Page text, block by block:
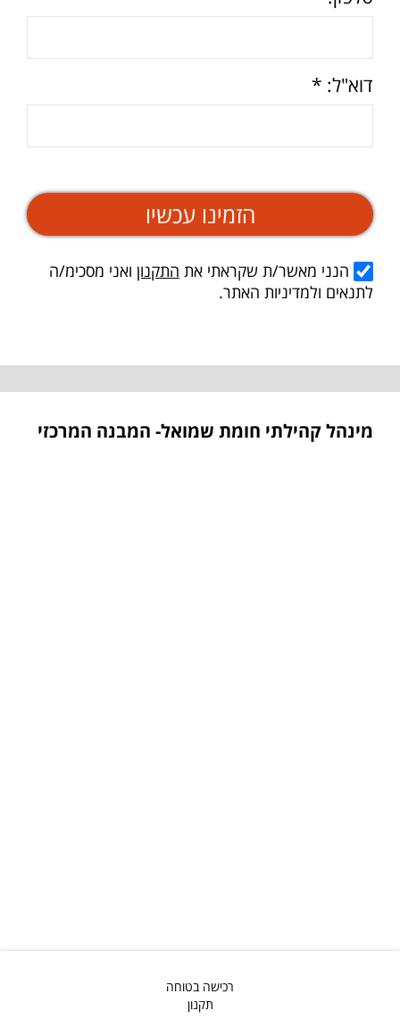
דוא"ל: *
הזמינו עכשיו
הנני מאשר/ת שקראתי את התקנון ואני מסכימ/ה
לתנאים ולמדיניות האתר.
מינהל קהילתי חומת שמואל- המבנה המרכזי
רכישה בטוחה
תקנון